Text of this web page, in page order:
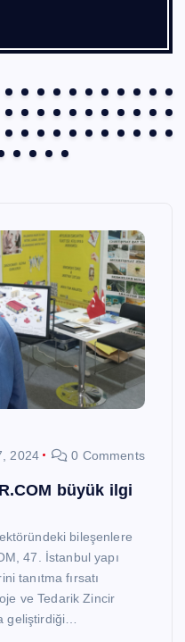
2024 0 Comments
büyük ilgi
bileşenlere
47. İstanbul yapı
tanıtma fırsatı
ve Tedarik Zincir
geliştirdiği…